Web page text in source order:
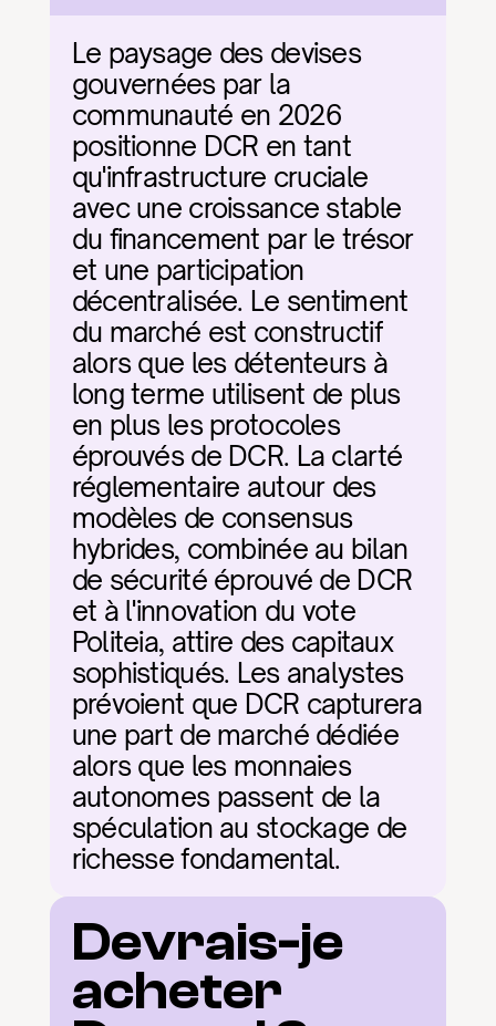
Le paysage des devises
gouvernées par la
communauté en 2026
positionne DCR en tant
qu'infrastructure cruciale
avec une croissance stable
du financement par le trésor
et une participation
décentralisée. Le sentiment
du marché est constructif
alors que les détenteurs à
long terme utilisent de plus
en plus les protocoles
éprouvés de DCR. La clarté
réglementaire autour des
modèles de consensus
hybrides, combinée au bilan
de sécurité éprouvé de DCR
et à l'innovation du vote
Politeia, attire des capitaux
sophistiqués. Les analystes
prévoient que DCR capturera
une part de marché dédiée
alors que les monnaies
autonomes passent de la
spéculation au stockage de
richesse fondamental.
Devrais-je
acheter